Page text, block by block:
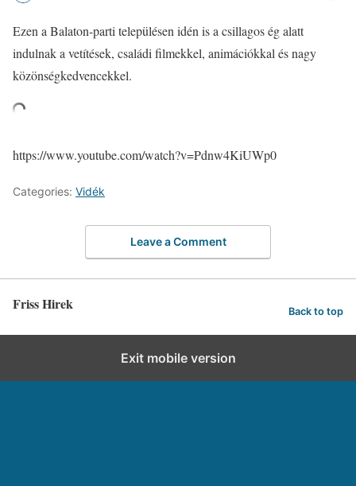
Ezen a Balaton-parti településen idén is a csillagos ég alatt
indulnak a vetítések, családi filmekkel, animációkkal és nagy
közönségkedvencekkel.
https://www.youtube.com/watch?v=Pdnw4KiUWp0
Categories: Vidék
Leave a Comment
Friss Hirek Back to top
Exit mobile version